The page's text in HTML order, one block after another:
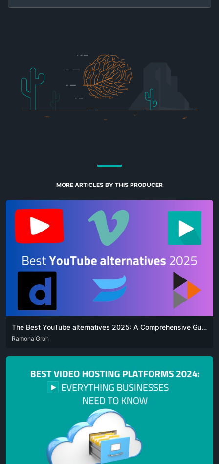
MORE ARTICLES BY THIS PRODUCER
The Best YouTube alternatives 2025: A Comprehensive Guide
DEU ENG
Ramona Groh